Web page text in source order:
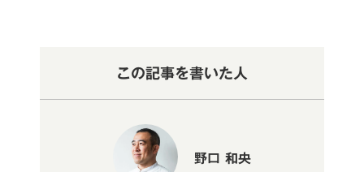
この記事を書いた人
野口 和央